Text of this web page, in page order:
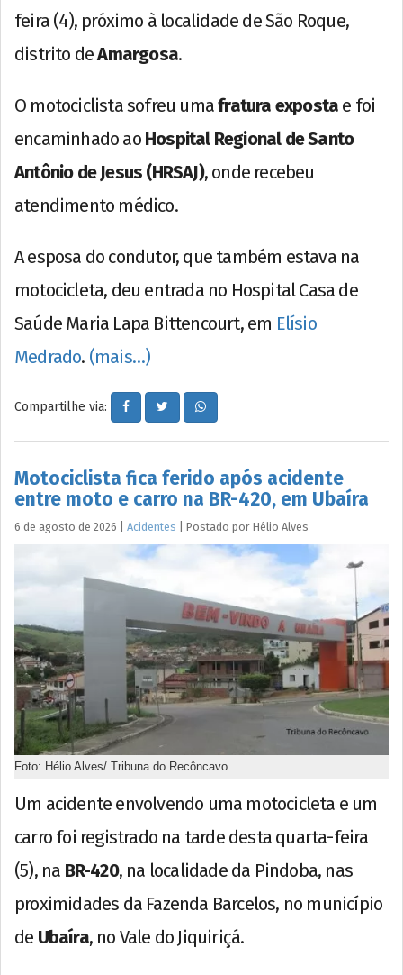
feira (4), próximo à localidade de São Roque,
distrito deAmargosa.
O motociclista sofreu umafratura exposta e foi
encaminhado ao Hospital Regional de Santo
Antônio de Jesus (HRSAJ), onde recebeu
atendimento médico.
A esposa do condutor, que também estava na
motocicleta, deu entrada no Hospital Casa de
Saúde Maria Lapa Bittencourt, em Elísio
Medrado. (mais…)
Compartilhe via:
Motociclista fica ferido após acidente
entre moto e carro na BR-420, em Ubaíra
6 de agosto de 2026 Acidentes Postado por Hélio Alves
Foto: Hélio Alves/ Tribuna do Recôncavo
Um acidente envolvendo uma motocicleta e um
carro foi registrado na tarde desta quarta-feira
(5), na BR-420, na localidade da Pindoba, nas
proximidades da Fazenda Barcelos, no município
de Ubaíra, no Vale do Jiquiriçá.